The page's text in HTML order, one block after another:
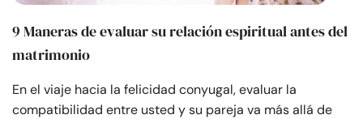
9 Maneras de evaluar su relación espiritual antes del
matrimonio
En el viaje hacia la felicidad conyugal, evaluar la
compatibilidad entre usted y su pareja va más allá de